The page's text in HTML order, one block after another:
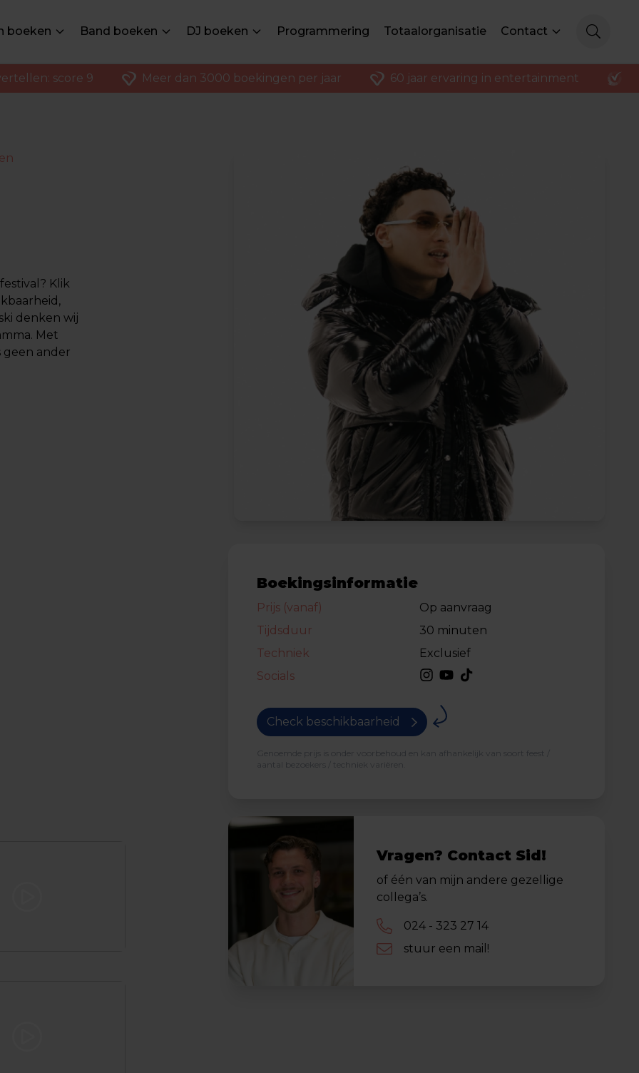
boeken Band boeken DJ boeken Programmering Totaalorganisatie Contact
score 9 Meer dan 3000 boekingen per jaar 60 jaar ervaring in entertainment
Klik
denken wij
Met
geen ander
Boekingsinformatie
Prijs (vanaf)
Op aanvraag
Tijdsduur
30 minuten
Techniek
Exclusief
Socials
Check beschikbaarheid
Genoemde prijs is onder voorbehoud en kan afhankelijk van soort feest /
aantal bezoekers / techniek variëren.
Vragen? Contact Sid!
of één van mijn andere gezellige
collega’s.
024 - 323 27 14
stuur een mail!